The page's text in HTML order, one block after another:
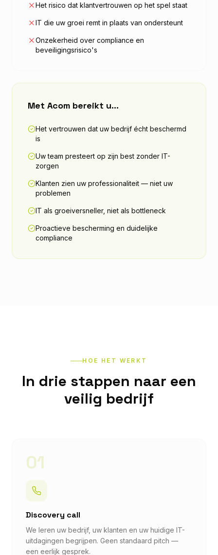
Het risico dat klantvertrouwen op het spel staat
IT die uw groei remt in plaats van ondersteunt
Onzekerheid over compliance en
beveiligingsrisico's
Met Acom bereikt u…
Het vertrouwen dat uw bedrijf écht beschermd
is
Uw team presteert op zijn best zonder IT-
zorgen
Klanten zien uw professionaliteit — niet uw
problemen
IT als groeiversneller, niet als bottleneck
Proactieve bescherming en duidelijke
compliance
HOE HET WERKT
In drie stappen naar een
veilig bedrijf
01
Discovery call
We leren uw bedrijf, uw klanten en uw huidige IT-
uitdagingen begrijpen. Geen standaard pitch —
een eerlijk gesprek.